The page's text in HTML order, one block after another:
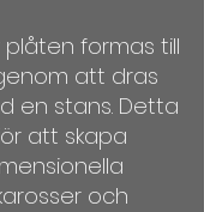
formas till
att dras
en stans. Detta
att skapa
och